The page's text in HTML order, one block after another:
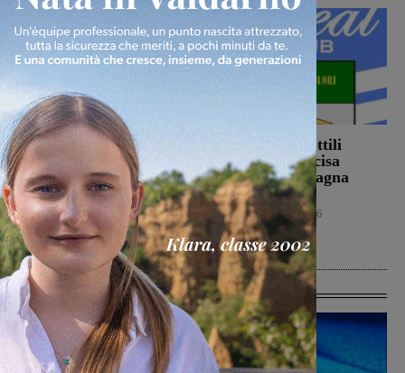
Ennesimo atto di
violenza contro gli
animali: a Montalto
gatto colpito da pallini.
Enpa: “Atto
ingiustificabile”
Cronaca 5 Agosto 2026
Con Stefano Sottili
l’Ideal Club Incisa
chiude la campagna
acquisti
Calcio 5 Agosto 2026
Ultime Calcio